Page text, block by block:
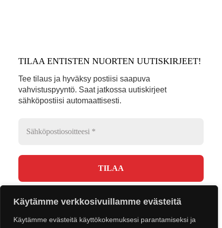
Käytämme verkkosivuillamme evästeitä
Käytämme evästeitä käyttökokemuksesi parantamiseksi ja
TILAA ENTISTEN NUORTEN UUTISKIRJEET!
Tee tilaus ja hyväksy postiisi saapuva
vahvistuspyyntö. Saat jatkossa uutiskirjeet
sähköpostiisi automaattisesti.
Emme jaa emmekä luovuta tietojasi eteenpäin.